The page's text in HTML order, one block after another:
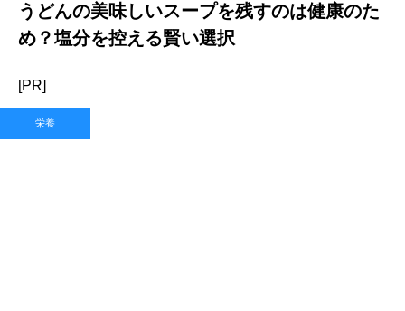
うどんの美味しいスープを残すのは健康のた
め？塩分を控える賢い選択
[PR]
栄養